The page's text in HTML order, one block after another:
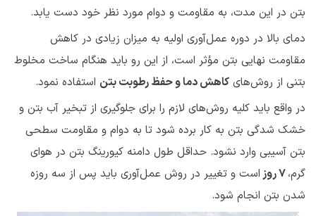
بتن در این مدت، به مقاومت و دوام مورد نظر خود دست یابد.
دمای بالا در دوره عمل‌آوری اولیه به میزان زیادی در کاهش
مقاومت نهایی بتن مؤثر است، از این رو باید هنگام ساخت مخلوط
بتنی از روش‌های کاهش دما و حفظ رطوبت بتن استفاده نمود.
در واقع باید کلیه روش‌های لازم را برای جلوگیری از تبخیر آب بتن و
خشک شدگی بتن به کار برده شود تا به دوام و مقاومت سطحی
بتن آسیبی وارد نشود. حداقل طول دامنه کیورینگ بتن در هوای
گرم،
است و تغییر در روش عمل‌آوری باید پس از سه روزه
شدن بتن انجام شود.